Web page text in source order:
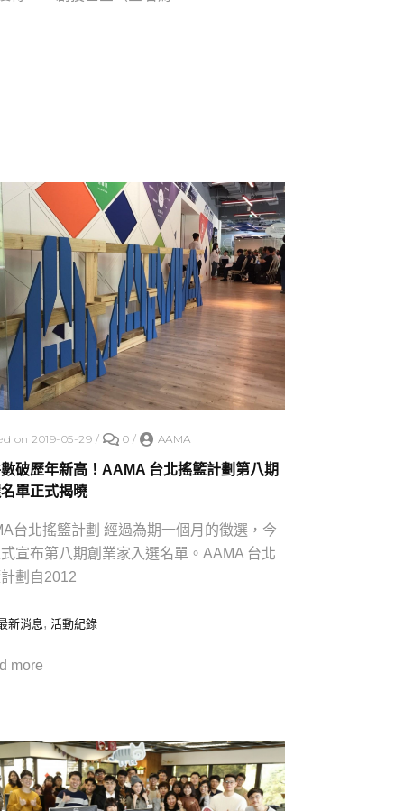
on 2019-05-29 / 0 / AAMA
破歷年新高！AAMA 台北搖籃計劃第八期
單正式揭曉
台北搖籃計劃 經過為期一個月的徵選，今
宣布第八期創業家入選名單。AAMA 台北
劃自2012
新消息, 活動紀錄
more